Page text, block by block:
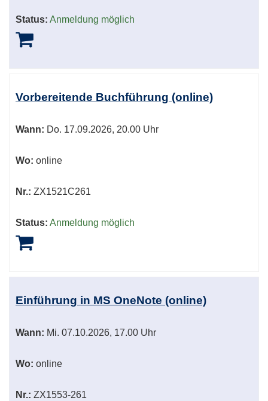
Status: Anmeldung möglich
Vorbereitende Buchführung (online)
Wann: Do. 17.09.2026, 20.00 Uhr
Wo: online
Nr.: ZX1521C261
Status: Anmeldung möglich
Einführung in MS OneNote (online)
Wann: Mi. 07.10.2026, 17.00 Uhr
Wo: online
Nr.: ZX1553-261